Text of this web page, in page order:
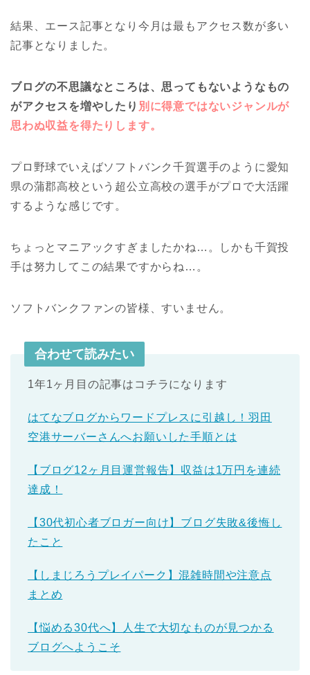
結果、エース記事となり今月は最もアクセス数が多い
記事となりました。
ブログの不思議なところは、思ってもないようなもの
がアクセスを増やしたり 別に得意ではないジャンルが
思わぬ収益を得たりします。
プロ野球でいえばソフトバンク千賀選手のように愛知
県の蒲郡高校という超公立高校の選手がプロで大活躍
するような感じです。
ちょっとマニアックすぎましたかね…。しかも千賀投
手は努力してこの結果ですからね…。
ソフトバンクファンの皆様、すいません。
合わせて読みたい
1年1ヶ月目の記事はコチラになります
はてなブログからワードプレスに引越し！羽田
空港サーバーさんへお願いした手順とは
【ブログ12ヶ月目運営報告】収益は1万円を連続
達成！
【30代初心者ブロガー向け】ブログ失敗&後悔し
たこと
【しまじろうプレイパーク】混雑時間や注意点
まとめ
【悩める30代へ】人生で大切なものが見つかる
ブログへようこそ